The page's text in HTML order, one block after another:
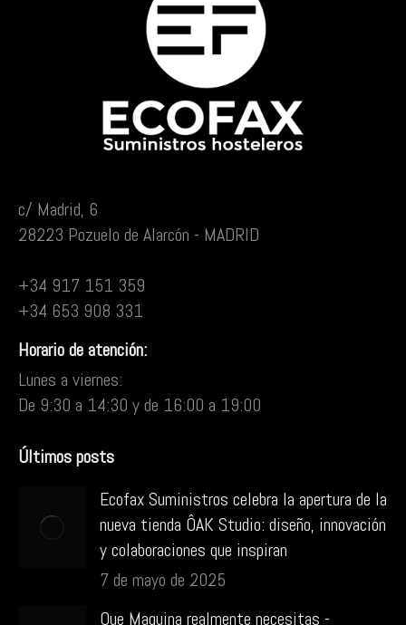
c/ Madrid, 6
28223 Pozuelo de Alarcón - MADRID
+34 917 151 359
+34 653 908 331
Horario de atención:
Lunes a viernes:
De 9:30 a 14:30 y de 16:00 a 19:00
Últimos posts
Ecofax Suministros celebra la apertura de la
nueva tienda ÔAK Studio: diseño, innovación
y colaboraciones que inspiran
7 de mayo de 2025
Que Maquina realmente necesitas -